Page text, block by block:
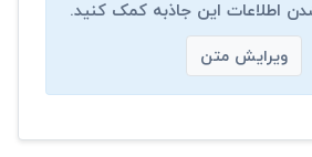
اطلاعات این جاذبه کمک کنید.
ویرایش متن